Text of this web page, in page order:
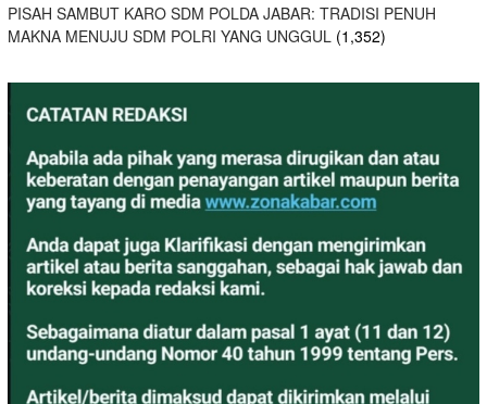
PISAH SAMBUT KARO SDM POLDA JABAR: TRADISI PENUH
MAKNA MENUJU SDM POLRI YANG UNGGUL (1,352)